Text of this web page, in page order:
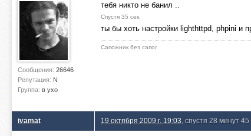
Сообщения: 26646
Репутация: N
Группа: в ухо
тебя никто не банил ..
Спустя 35 сек.
ты бы хоть настройки lighthttpd, phpini и
Сапожник без сапог
ivamat 19 октября 2009 г. 19:03 , спустя 28 минут 45